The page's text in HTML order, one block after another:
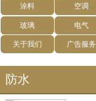
涂料 空调
玻璃 电气
关于我们 广告服务
防水